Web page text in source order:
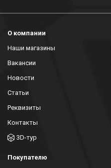
О компании
Наши магазины
Вакансии
Новости
Статьи
Реквизиты
Контакты
3D-тур
Покупателю